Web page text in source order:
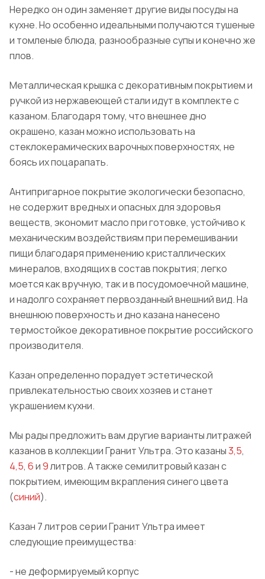
Нередко он один заменяет другие виды посуды на
кухне. Но особенно идеальными получаются тушеные
и томленые блюда, разнообразные супы и конечно же
плов.
Металлическая крышка с декоративным покрытием и
ручкой из нержавеющей стали идут в комплекте с
казаном.Благодаря тому, что внешнее дно
окрашено, казан можно использовать на
стеклокерамических варочных поверхностях, не
боясь их поцарапать.
Антипригарное покрытие экологически безопасно,
не содержит вредных и опасных для здоровья
веществ, экономит масло при готовке, устойчиво к
механическим воздействиям при перемешивании
пищи благодаря применению кристаллических
минералов, входящих в состав покрытия; легко
моется как вручную, так и в посудомоечной машине,
и надолго сохраняет первозданный внешний вид.На
внешнюю поверхность и дно казана нанесено
термостойкое декоративное покрытие российского
производителя.
Казан определенно порадует эстетической
привлекательностью своих хозяев и станет
украшением кухни.
Мы рады предложить вам другие варианты литражей
казанов в коллекцииГранитУльтра. Это казаны3,5,
4,5, 6и9литров. А также семилитровый казан с
покрытием, имеющим вкрапления синего цвета
(синий).
Казан 7 литров серииГранитУльтра имеет
следующие преимущества:
- не деформируемый корпус